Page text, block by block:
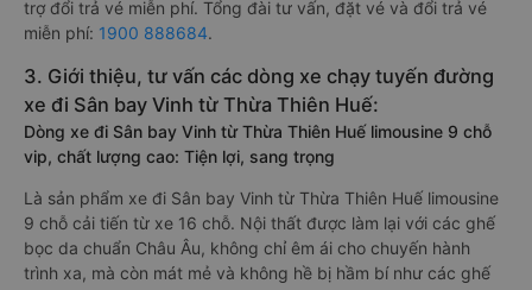
trợ đổi trả vé miễn phí. Tổng đài tư vấn, đặt vé và đổi trả vé
miễn phí: 1900 888684.
3. Giới thiệu, tư vấn các dòng xe chạy tuyến đường
xe đi Sân bay Vinh từ Thừa Thiên Huế:
Dòng xe đi Sân bay Vinh từ Thừa Thiên Huế limousine 9 chỗ
vip, chất lượng cao: Tiện lợi, sang trọng
Là sản phẩm xe đi Sân bay Vinh từ Thừa Thiên Huế limousine
9 chỗ cải tiến từ xe 16 chỗ. Nội thất được làm lại với các ghế
bọc da chuẩn Châu Âu, không chỉ êm ái cho chuyến hành
trình xa, mà còn mát mẻ và không hề bị hầm bí như các ghế